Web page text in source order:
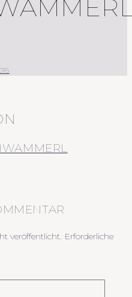
veröffentlicht. Erforderliche